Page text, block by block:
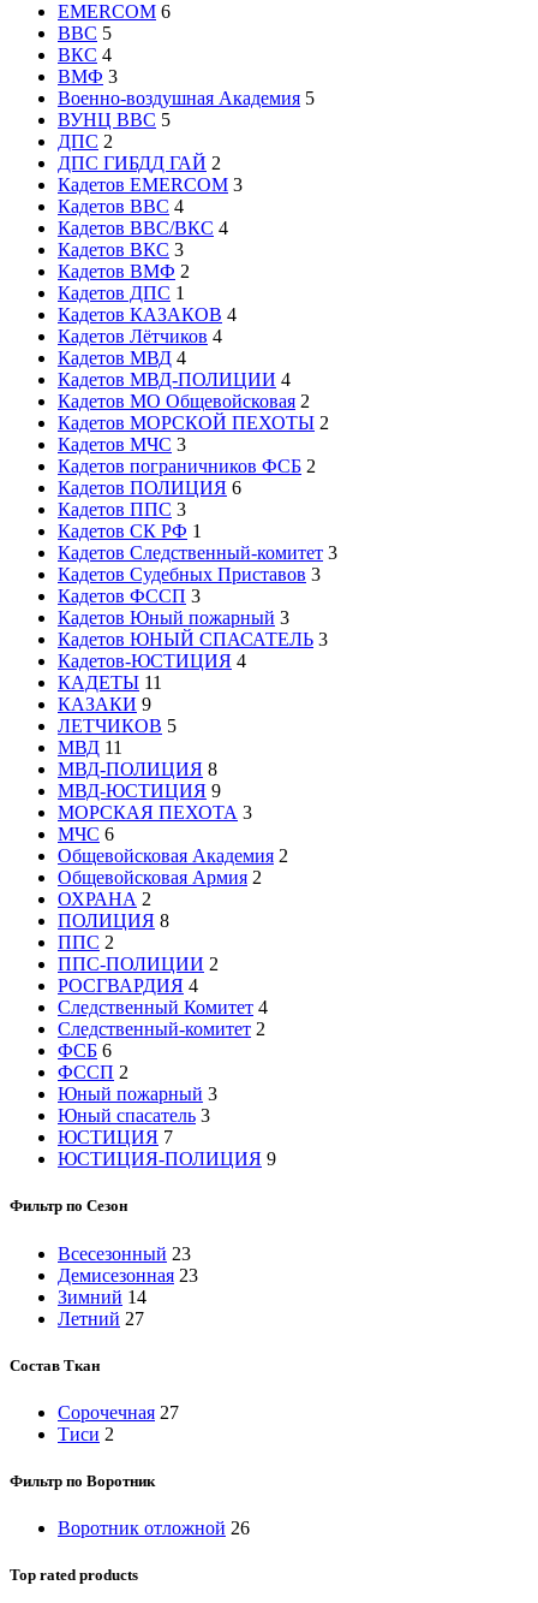
EMERCOM 6
ВВС 5
ВКС 4
ВМФ 3
Военно-воздушная Академия 5
ВУНЦ ВВС 5
ДПС 2
ДПС ГИБДД ГАЙ 2
Кадетов EMERCOM 3
Кадетов ВВС 4
Кадетов ВВС/ВКС 4
Кадетов ВКС 3
Кадетов ВМФ 2
Кадетов ДПС 1
Кадетов КАЗАКОВ 4
Кадетов Лётчиков 4
Кадетов МВД 4
Кадетов МВД-ПОЛИЦИИ 4
Кадетов МО Общевойсковая 2
Кадетов МОРСКОЙ ПЕХОТЫ 2
Кадетов МЧС 3
Кадетов пограничников ФСБ 2
Кадетов ПОЛИЦИЯ 6
Кадетов ППС 3
Кадетов СК РФ 1
Кадетов Следственный-комитет 3
Кадетов Судебных Приставов 3
Кадетов ФССП 3
Кадетов Юный пожарный 3
Кадетов ЮНЫЙ СПАСАТЕЛЬ 3
Кадетов-ЮСТИЦИЯ 4
КАДЕТЫ 11
КАЗАКИ 9
ЛЕТЧИКОВ 5
МВД 11
МВД-ПОЛИЦИЯ 8
МВД-ЮСТИЦИЯ 9
МОРСКАЯ ПЕХОТА 3
МЧС 6
Общевойсковая Академия 2
Общевойсковая Армия 2
ОХРАНА 2
ПОЛИЦИЯ 8
ППС 2
ППС-ПОЛИЦИИ 2
РОСГВАРДИЯ 4
Следственный Комитет 4
Следственный-комитет 2
ФСБ 6
ФССП 2
Юный пожарный 3
Юный спасатель 3
ЮСТИЦИЯ 7
ЮСТИЦИЯ-ПОЛИЦИЯ 9
Фильтр по Сезон
Всесезонный 23
Демисезонная 23
Зимний 14
Летний 27
Состав Ткан
Сорочечная 27
Тиси 2
Фильтр по Воротник
Воротник отложной 26
Top rated products